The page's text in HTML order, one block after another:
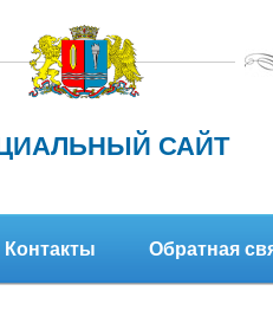
САЙТ
Контакты Обратная